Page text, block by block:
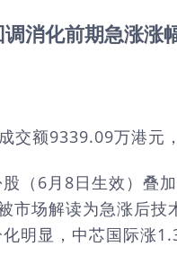
消化前期急涨涨
额9339.09万港元
（6月8日生效）
场解读为急涨后
明显，中芯国际涨